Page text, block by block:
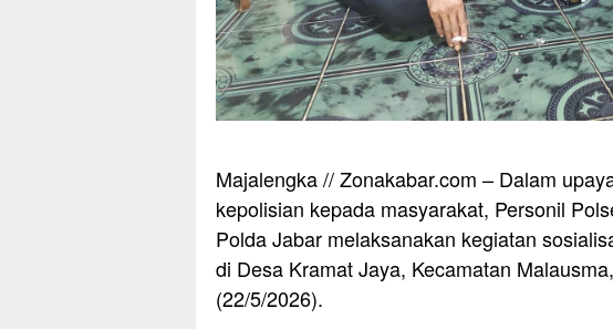
Majalengka // Zonakabar.com – Dalam
kepolisian kepada masyarakat, Personil
Polda Jabar melaksanakan kegiatan
di Desa Kramat Jaya, Kecamatan
(22/5/2026).